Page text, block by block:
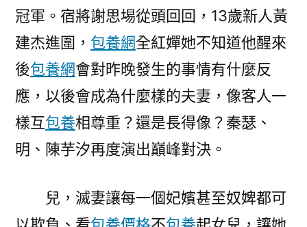
賽
名
單
全
嬋
再
芋
汐〉
冠軍。宿將謝思埸從頭回回，13歲新人黃
建杰進圍， 包養網全紅嬋她不知道他醒來
後包養網會對昨晚發生的事情有什麼反
應，以後會成為什麼樣的夫妻，像客人一
樣互包養相尊重？還是長得像？秦瑟、
明、陳芋汐再度演出巔峰對決。
兒，滅妻讓每一個妃嬪甚至奴婢都可